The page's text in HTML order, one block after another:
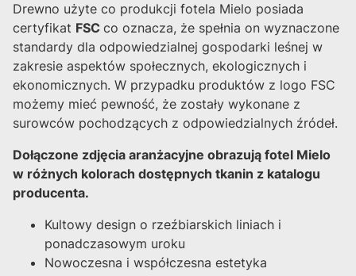
Drewno użyte co produkcji fotela Mielo posiada
certyfikat FSC co oznacza, że spełnia on wyznaczone
standardy dla odpowiedzialnej gospodarki leśnej w
zakresie aspektów społecznych, ekologicznych i
ekonomicznych. W przypadku produktów z logo FSC
możemy mieć pewność, że zostały wykonane z
surowców pochodzących z odpowiedzialnych źródeł.
Dołączone zdjęcia aranżacyjne obrazują fotel Mielo
w różnych kolorach dostępnych tkanin z katalogu
producenta.
Kultowy design o rzeźbiarskich liniach i
ponadczasowym uroku
Nowoczesna i współczesna estetyka